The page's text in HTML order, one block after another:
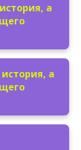
а
а